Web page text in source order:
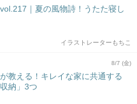
vol.217｜夏の風物詩！うたた寝し
イラストレーターもちこ
8/7 (金)
教える！キレイな家に共通する
納」3つ